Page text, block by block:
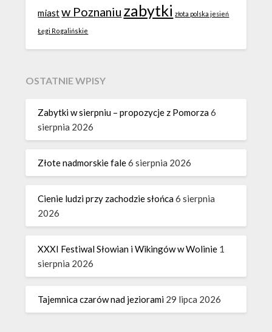
miastw Poznaniu zabytki złota polska jesień
Łęgi Rogalińskie
OSTATNIE WPISY
Zabytki w sierpniu – propozycje z Pomorza6
sierpnia 2026
Złote nadmorskie fale6 sierpnia 2026
Cienie ludzi przy zachodzie słońca6 sierpnia
2026
XXXI Festiwal Słowian i Wikingów w Wolinie 1
sierpnia 2026
Tajemnica czarów nad jeziorami 29 lipca 2026